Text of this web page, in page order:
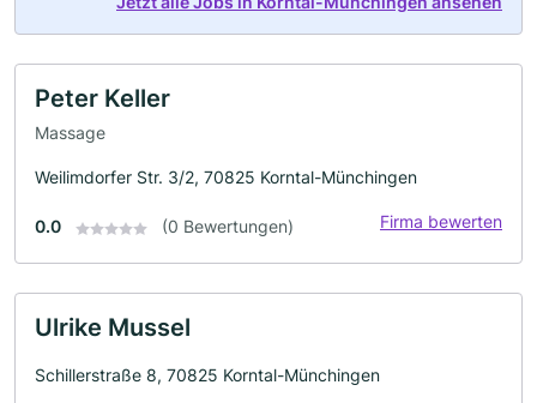
Peter Keller
Massage
Weilimdorfer Str. 3/2, 70825 Korntal-Münchingen
0.0 (0 Bewertungen) Firma bewerten
Ulrike Mussel
Schillerstraße 8, 70825 Korntal-Münchingen